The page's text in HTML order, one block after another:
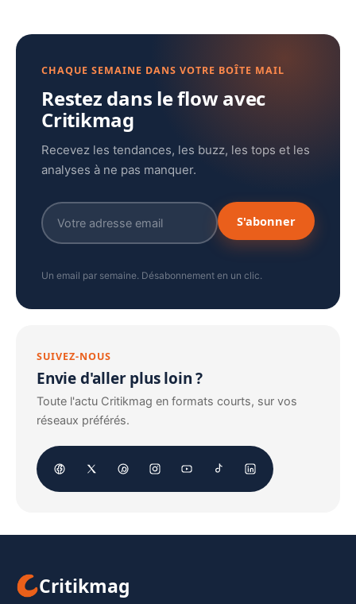
CHAQUE SEMAINE DANS VOTRE BOÎTE MAIL
Restez dans le flow avec
Critikmag
Recevez les tendances, les buzz, les tops et les
analyses à ne pas manquer.
S'abonner
Un email par semaine. Désabonnement en un clic.
SUIVEZ-NOUS
Envie d'aller plus loin ?
Toute l'actu Critikmag en formats courts, sur vos
réseaux préférés.
Critikmag